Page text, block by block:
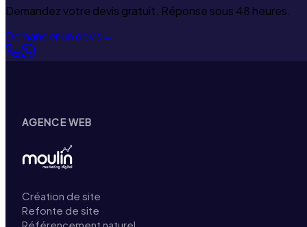
Demandez votre devis gratuit. Réponse sous 48 heures.
Demander un devis→
AGENCE WEB
Création de site
Refonte de site